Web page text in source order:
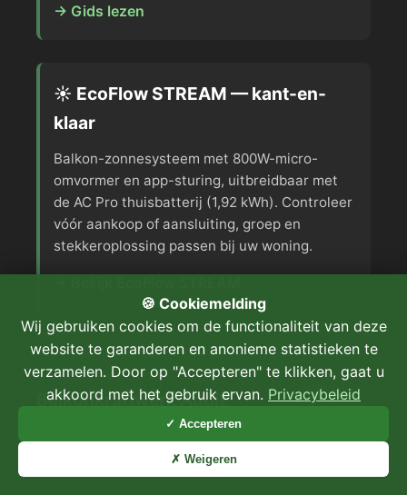
→ Gids lezen
☀️ EcoFlow STREAM — kant-en-
klaar
Balkon-zonnesysteem met 800W-micro-
omvormer en app-sturing, uitbreidbaar met
de AC Pro thuisbatterij (1,92 kWh). Controleer
vóór aankoop of aansluiting, groep en
stekkeroplossing passen bij uw woning.
Balkonkraftwerk Audit
Nauwkeurige rendabiliteitsberekeningen met
PVGIS-data voor Nederland.
🍪 Cookiemelding
Wij gebruiken cookies om de functionaliteit van deze
website te garanderen en anonieme statistieken te
verzamelen. Door op "Accepteren" te klikken, gaat u
akkoord met het gebruik ervan. Privacybeleid
✓ Accepteren
✗ Weigeren